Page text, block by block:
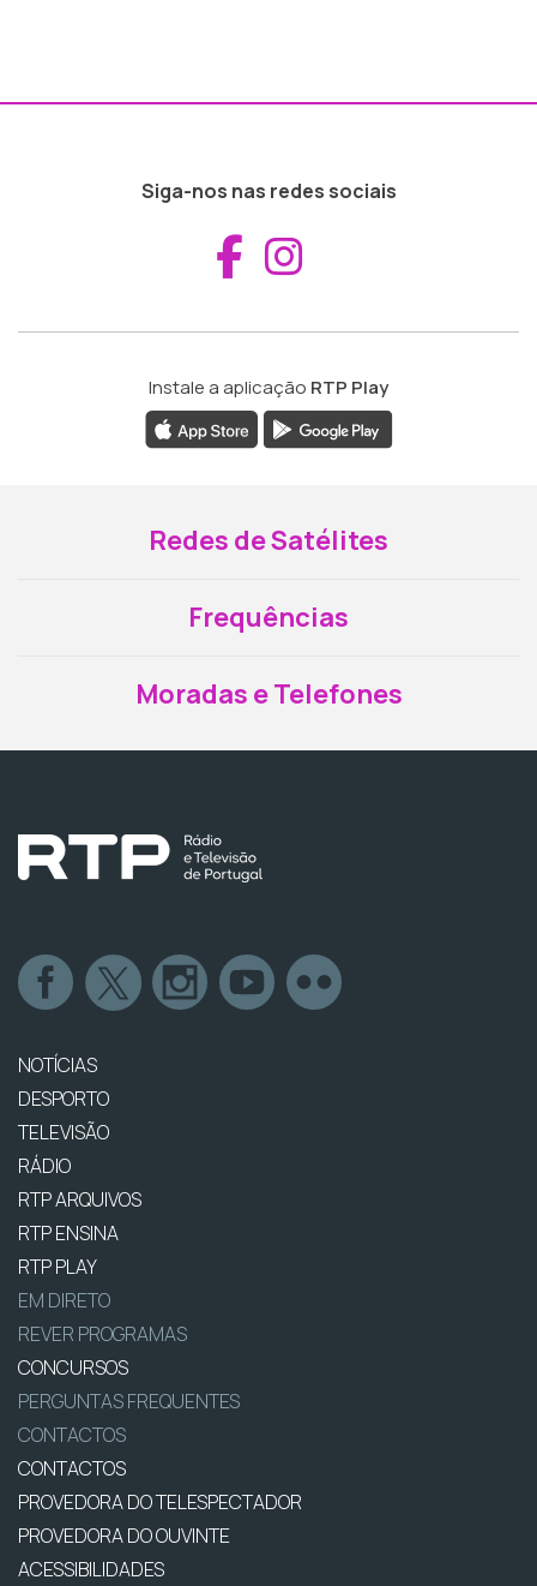
Siga-nos nas redes sociais
Aceder ao
Instale a aplicação RTP Play
Redes de Satélites
Frequências
Moradas e Telefones
NOTÍCIAS
DESPORTO
TELEVISÃO
RÁDIO
RTP ARQUIVOS
RTP ENSINA
RTP PLAY
EM DIRETO
REVER PROGRAMAS
CONCURSOS
PERGUNTAS FREQUENTES
CONTACTOS
CONTACTOS
PROVEDORA DO TELESPECTADOR
PROVEDORA DO OUVINTE
ACESSIBILIDADES